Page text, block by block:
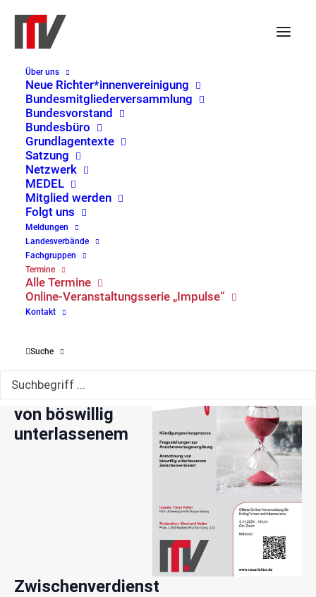
Über uns
Neue Richter*innenvereinigung
Bundesmitgliederversammlung
Bundesvorstand
Bundesbüro
Grundlagentexte
Satzung
Netzwerk
MEDEL
Mitglied werden
Folgt uns
Meldungen
Landesverbände
Fachgruppen
Termine
Alle Termine
Online-Veranstaltungsserie „Impulse“
Kontakt
Suche
« Alle Veranstaltungen
Diese Veranstaltung hat bereits stattgefunden.
Veranstaltungsserie:
„Impulse“ der NRV
Kündigungsschutzprozess –
Fragestellungen zur
Annahmeverzugsvergütung
Anrechnung
von böswillig
unterlassenem
Zwischenverdienst